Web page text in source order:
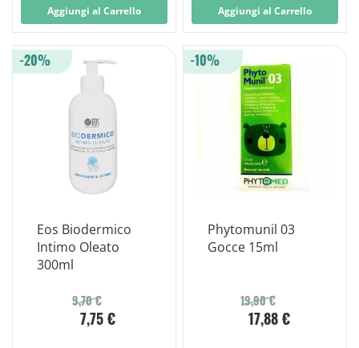
Aggiungi al Carrello Aggiungi al Carrello
Eos Biodermico
Intimo Oleato
300ml
9,70 €
7,75 €
-20%
Phytomunil 03
Gocce 15ml
19,90 €
17,88 €
-10%